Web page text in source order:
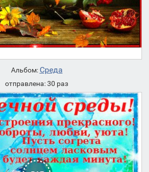
Альбом: Среда
отправлена: 30 раз